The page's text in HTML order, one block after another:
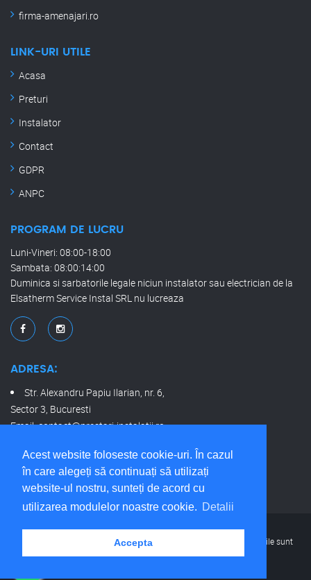
Acest website foloseste cookie-uri. În cazul
în care alegeți să continuați să utilizați
website-ul nostru, sunteți de acord cu
utilizarea modulelor noastre cookie. Detalii
Accepta
firma-amenajari.ro
LINK-URI UTILE
Acasa
Preturi
Instalator
Contact
GDPR
ANPC
PROGRAM DE LUCRU
Luni-Vineri: 08:00-18:00
Sambata: 08:00:14:00
Duminica si sarbatorile legale niciun instalator sau electrician de la
Elsatherm Service Instal SRL nu lucreaza
ADRESA:
Str. Alexandru Papiu Ilarian, nr. 6,
Sector 3, Bucuresti
Email:contact@prestari-instalatii.ro
Copyright © 2009-2023 ELSATHERM SERVICE INSTAL. Toate drepturile sunt